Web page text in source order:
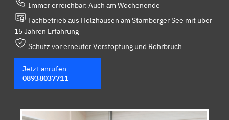
Immer erreichbar: Auch am Wochenende
Fachbetrieb aus Holzhausen am Starnberger See mit über
15 Jahren Erfahrung
Schutz vor erneuter Verstopfung und Rohrbruch
Jetzt anrufen
08938037711